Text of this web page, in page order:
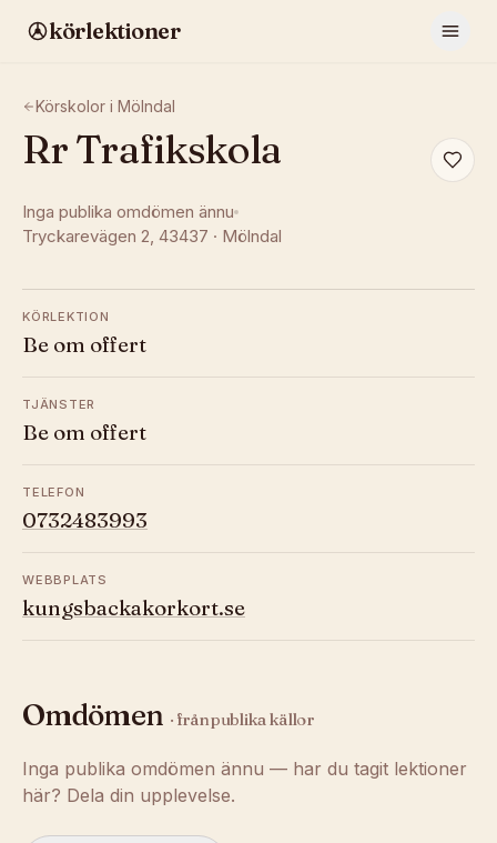
körlektioner
Körskolor i Mölndal
Rr Trafikskola
Inga publika omdömen ännu
Tryckarevägen 2, 43437 · Mölndal
KÖRLEKTION
Be om offert
TJÄNSTER
Be om offert
TELEFON
0732483993
WEBBPLATS
kungsbackakorkort.se
Omdömen · från publika källor
Inga publika omdömen ännu — har du tagit lektioner
här? Dela din upplevelse.